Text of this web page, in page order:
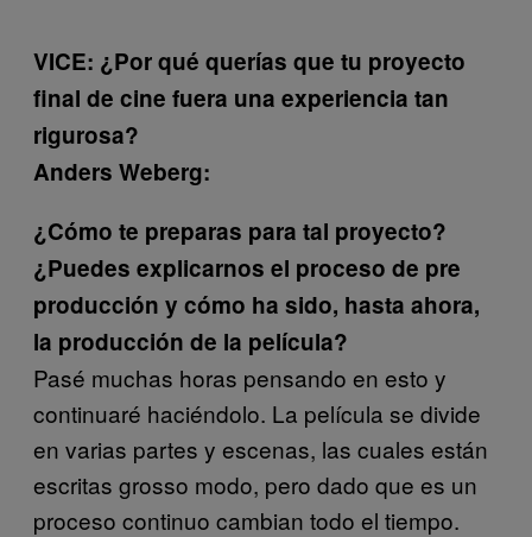
VICE: ¿Por qué querías que tu proyecto
final de cine fuera una experiencia tan
rigurosa?
Anders Weberg:
¿Cómo te preparas para tal proyecto?
¿Puedes explicarnos el proceso de pre
producción y cómo ha sido, hasta ahora,
la producción de la película?
Pasé muchas horas pensando en esto y
continuaré haciéndolo. La película se divide
en varias partes y escenas, las cuales están
escritas grosso modo, pero dado que es un
proceso continuo cambian todo el tiempo.